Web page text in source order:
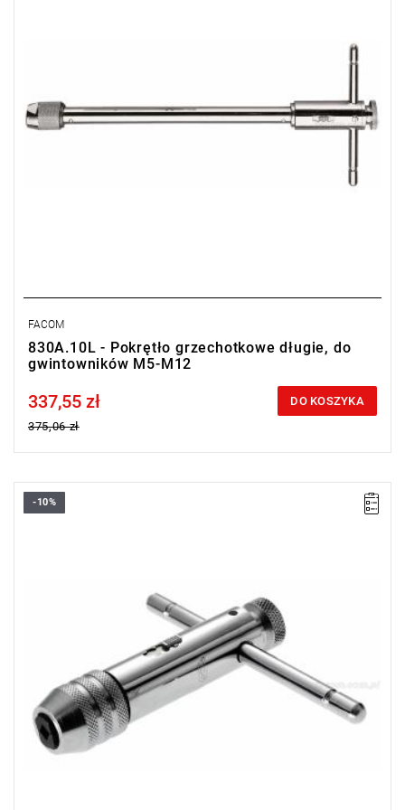
FACOM
830A.10L - Pokrętło grzechotkowe długie, do
gwintowników M5-M12
Price tax included
337,55 zł
375,06 zł
DO KOSZYKA
Długość: 85 mm,
-10%